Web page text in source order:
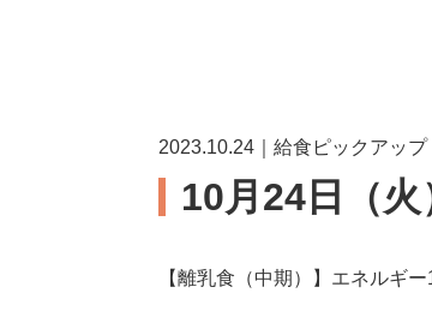
2023.10.24｜給食ピックアップ
10月24日（
【離乳食（中期）】エネル